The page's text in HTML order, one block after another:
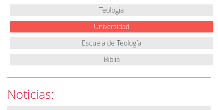
Teología
Universidad
Escuela de Teología
Biblia
Noticias: